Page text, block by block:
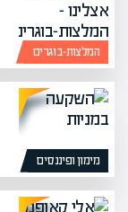
המלצות-בוגרים
מימון ופיננסים